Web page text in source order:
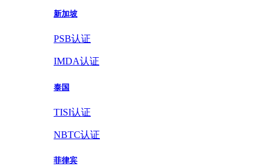
新加坡
PSB认证
IMDA认证
泰国
TISI认证
NBTC认证
菲律宾